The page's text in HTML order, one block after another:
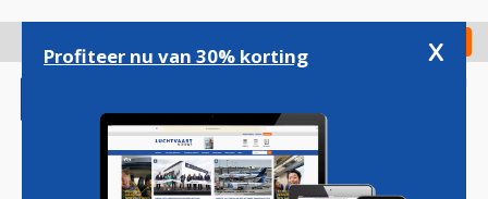
gaan
Check in
Profiteer nu van 30% korting x